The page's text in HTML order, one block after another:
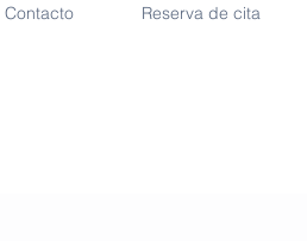
Contacto Reserva de cita